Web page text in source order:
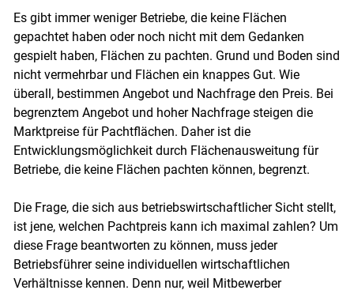
Es gibt immer weniger Betriebe, die keine Flächen
gepachtet haben oder noch nicht mit dem Gedanken
gespielt haben, Flächen zu pachten. Grund und Boden sind
nicht vermehrbar und Flächen ein knappes Gut. Wie
überall, bestimmen Angebot und Nachfrage den Preis. Bei
begrenztem Angebot und hoher Nachfrage steigen die
Marktpreise für Pachtflächen. Daher ist die
Entwicklungsmöglichkeit durch Flächenausweitung für
Betriebe, die keine Flächen pachten können, begrenzt.
Die Frage, die sich aus betriebswirtschaftlicher Sicht stellt,
ist jene, welchen Pachtpreis kann ich maximal zahlen? Um
diese Frage beantworten zu können, muss jeder
Betriebsführer seine individuellen wirtschaftlichen
Verhältnisse kennen. Denn nur, weil Mitbewerber